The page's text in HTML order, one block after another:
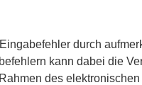
durch
kann dabei die
des